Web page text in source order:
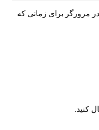
مرورگر برای زمانی که
کنید.